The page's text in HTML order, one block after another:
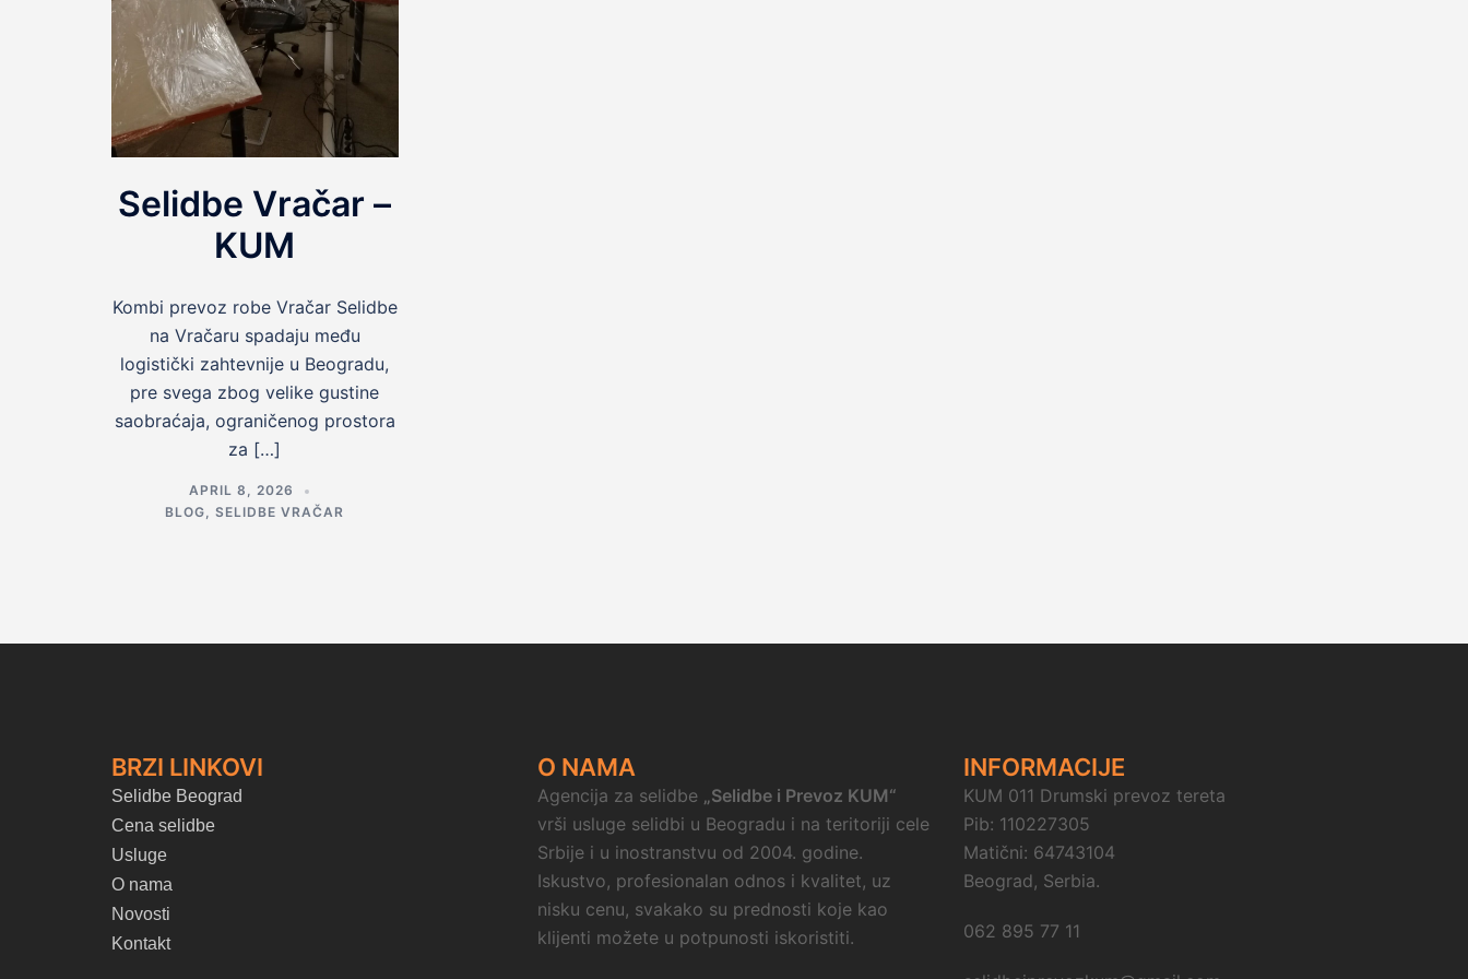
Selidbe Vračar –
KUM
Kombi prevoz robe Vračar Selidbe
na Vračaru spadaju među
logistički zahtevnije u Beogradu,
pre svega zbog velike gustine
saobraćaja, ograničenog prostora
za […]
APRIL 8, 2026
BLOG ,SELIDBE VRAČAR
BRZI LINKOVI
Selidbe Beograd
Cena selidbe
Usluge
O nama
Novosti
Kontakt
O NAMA
Agencija za selidbe „Selidbe i Prevoz KUM“
vrši usluge selidbi u Beogradu i na teritoriji cele
Srbije i u inostranstvu od 2004. godine.
Iskustvo, profesionalan odnos i kvalitet, uz
nisku cenu, svakako su prednosti koje kao
klijenti možete u potpunosti iskoristiti.
INFORMACIJE
KUM 011 Drumski prevoz tereta
Pib: 110227305
Matični: 64743104
Beograd, Serbia.
062 895 77 11